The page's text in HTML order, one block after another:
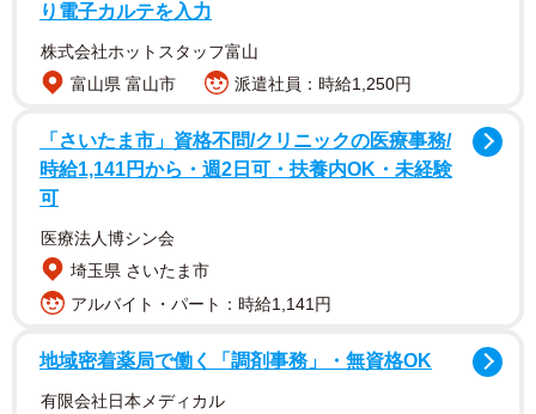
てを輸入に頼っているのが現状だ。
り電子カルテを入力
株式会社ホットスタッフ富山
富山県 富山市
派遣社員：時給1,250円
「さいたま市」資格不問/クリニックの医療事務/
時給1,141円から・週2日可・扶養内OK・未経験
可
医療法人博シン会
埼玉県 さいたま市
アルバイト・パート：時給1,141円
地域密着薬局で働く「調剤事務」・無資格OK
有限会社日本メディカル